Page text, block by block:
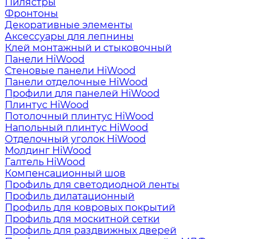
Фронтоны
Декоративные элементы
Аксессуары для лепнины
Клей монтажный и стыковочный
Панели HiWood
Стеновые панели HiWood
Панели отделочные HiWood
Профили для панелей HiWood
Плинтус HiWood
Потолочный плинтус HiWood
Напольный плинтус HiWood
Отделочный уголок HiWood
Молдинг HiWood
Галтель HiWood
Компенсационный шов
Профиль для светодиодной ленты
Профиль дилатационный
Профиль для ковровых покрытий
Профиль для москитной сетки
Профиль для раздвижных дверей